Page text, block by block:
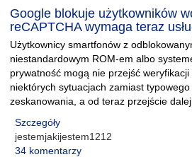
Google blokuje użytkowników
reCAPTCHA wymaga teraz
Użytkownicy smartfonów z
niestandardowym ROM-em albo
prywatność mogą nie przejść weryfikacji
niektórych sytuacjach zamiast
zeskanowania, a od teraz przejście dalej
Szczegóły
jestemjakijestem1212
34 komentarzy